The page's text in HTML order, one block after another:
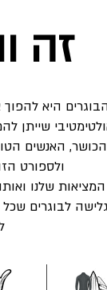
זה
היא
הכושר, האנשים
ולספורט
שלנו
לבוגרים